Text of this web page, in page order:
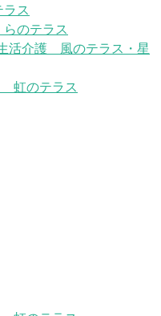
ス
のテラス
活介護 風のテラス・星
虹のテラス